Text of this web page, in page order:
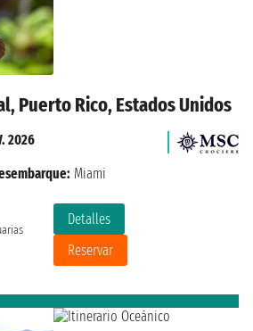
Puerto Rico, Estados Unidos
Detalles
Reservar
2026
Miami